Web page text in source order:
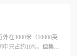
在3000米（10000英
只占约10%，但集中